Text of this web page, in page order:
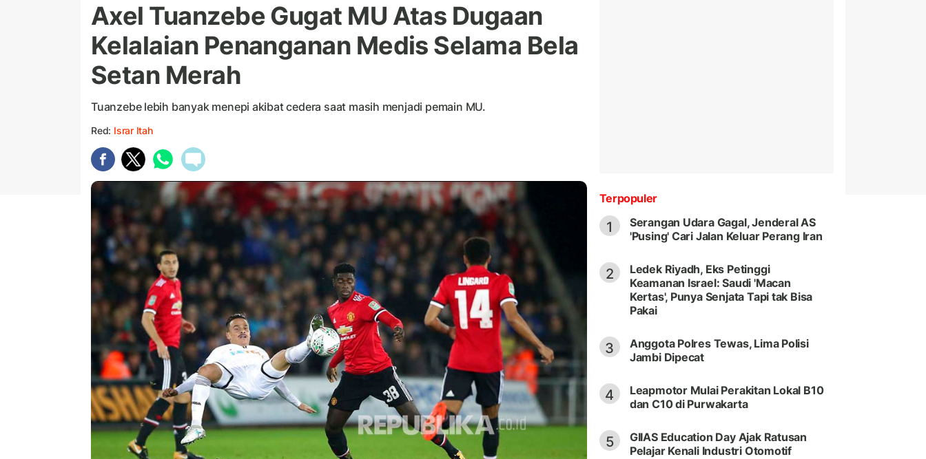
Axel Tuanzebe Gugat MU Atas Dugaan
Kelalaian Penanganan Medis Selama Bela
Setan Merah
Tuanzebe lebih banyak menepi akibat cedera saat masih menjadi pemain MU.
Red: Israr Itah
Terpopuler
1
Serangan Udara Gagal, Jenderal AS
'Pusing' Cari Jalan Keluar Perang Iran
2
Ledek Riyadh, Eks Petinggi
Keamanan Israel: Saudi 'Macan
Kertas', Punya Senjata Tapi tak Bisa
Pakai
3
Anggota Polres Tewas, Lima Polisi
Jambi Dipecat
4
Leapmotor Mulai Perakitan Lokal B10
dan C10 di Purwakarta
5
GIIAS Education Day Ajak Ratusan
Pelajar Kenali Industri Otomotif